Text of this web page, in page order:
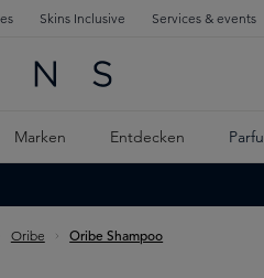
Skins Inclusive Services & events
Marken Entdecken
Oribe Oribe Shampoo